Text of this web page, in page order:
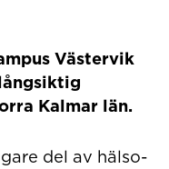
Västervik
Kalmar län.
del av hälso-